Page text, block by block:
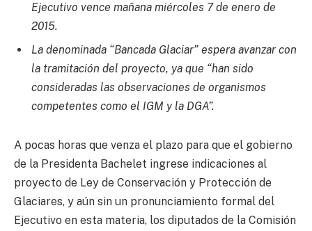
Ejecutivo vence mañana miércoles 7 de enero de
2015.
La denominada “Bancada Glaciar” espera avanzar con
la tramitación del proyecto, ya que “han sido
consideradas las observaciones de organismos
competentes como el IGM y la DGA”.
A pocas horas que venza el plazo para que el gobierno
de la Presidenta Bachelet ingrese indicaciones al
proyecto de Ley de Conservación y Protección de
Glaciares, y aún sin un pronunciamiento formal del
Ejecutivo en esta materia, los diputados de la Comisión